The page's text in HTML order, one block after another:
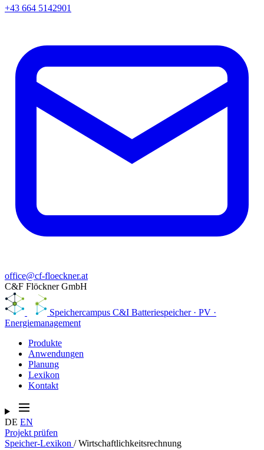
+43 664 5142901
office@cf-floeckner.at
C&F Flöckner GmbH
Speichercampus C&I Batteriespeicher · PV ·
Energiemanagement
Produkte
Anwendungen
Planung
Lexikon
Kontakt
DE EN
Projekt prüfen
Speicher-Lexikon /Wirtschaftlichkeitsrechnung